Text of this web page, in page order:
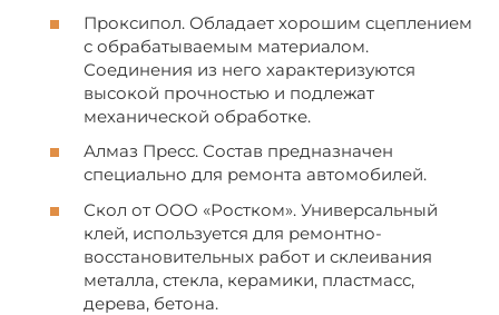
Проксипол. Обладает хорошим сцеплением
с обрабатываемым материалом.
Соединения из него характеризуются
высокой прочностью и подлежат
механической обработке.
Алмаз Пресс. Состав предназначен
специально для ремонта автомобилей.
Скол от ООО «Ростком». Универсальный
клей, используется для ремонтно-
восстановительных работ и склеивания
металла, стекла, керамики, пластмасс,
дерева, бетона.